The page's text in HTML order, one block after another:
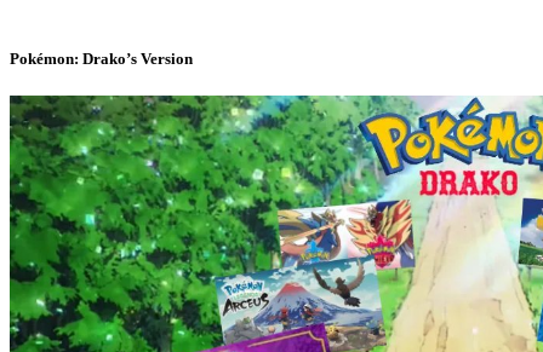
Pokémon: Drako’s Version